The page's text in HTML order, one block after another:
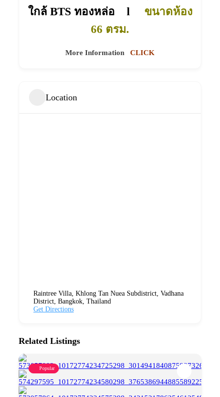
ใกล้ BTS ทองหล่อ l ขนาดห้อง
66 ตรม.
More Information CLICK
Location
Raintree Villa, Khlong Tan Nuea Subdistrict, Vadhana
District, Bangkok, Thailand
Get Directions
Related Listings
Popular